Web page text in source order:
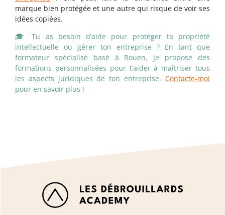
marque bien protégée et une autre qui risque de voir ses
idées copiées.
🎓 Tu as besoin d’aide pour protéger ta propriété
intellectuelle ou gérer ton entreprise ? En tant que
formateur spécialisé basé à Rouen, je propose des
formations personnalisées pour t’aider à maîtriser tous
les aspects juridiques de ton entreprise. Contacte-moi
pour en savoir plus !